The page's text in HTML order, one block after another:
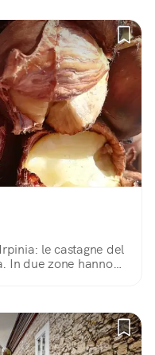
le castagne del
In due zone hanno